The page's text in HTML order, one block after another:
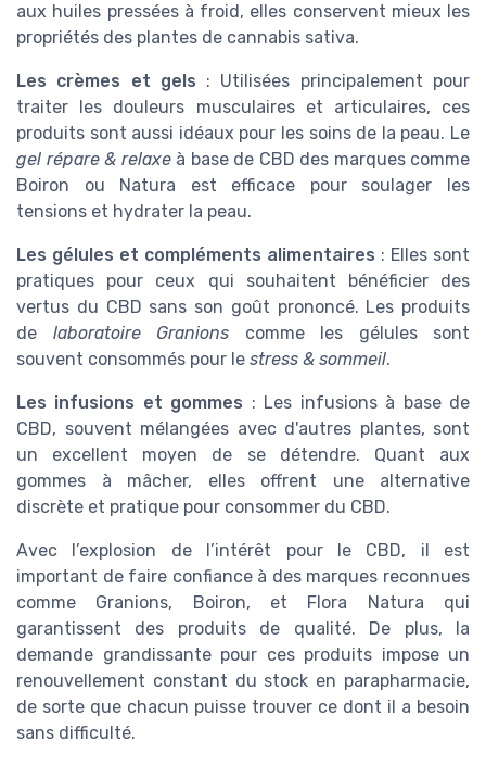
aux huiles pressées à froid, elles conservent mieux les
propriétés des plantes de cannabis sativa.
Les crèmes et gels : Utilisées principalement pour
traiter les douleurs musculaires et articulaires, ces
produits sont aussi idéaux pour les soins de la peau. Le
gel répare & relaxeà base de CBD des marques comme
Boiron ou Natura est efficace pour soulager les
tensions et hydrater la peau.
Les gélules et compléments alimentaires : Elles sont
pratiques pour ceux qui souhaitent bénéficier des
vertus du CBD sans son goût prononcé. Les produits
de laboratoire Granions comme les gélules sont
souvent consommés pour le stress & sommeil.
Les infusions et gommes : Les infusions à base de
CBD, souvent mélangées avec d'autres plantes, sont
un excellent moyen de se détendre. Quant aux
gommes à mâcher, elles offrent une alternative
discrète et pratique pour consommer du CBD.
Avec l’explosion de l’intérêt pour le CBD, il est
important de faire confiance à des marques reconnues
comme Granions, Boiron, et Flora Natura qui
garantissent des produits de qualité. De plus, la
demande grandissante pour ces produits impose un
renouvellement constant du stock en parapharmacie,
de sorte que chacun puisse trouver ce dont il a besoin
sans difficulté.